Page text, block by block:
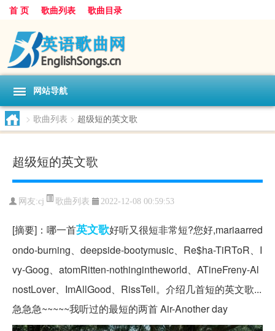
首 页 歌曲列表 歌曲目录
网站导航
> 歌曲列表 > 超级短的英文歌
超级短的英文歌
网友:cj 歌曲列表 2022-12-08 00:59:53
[摘要]：哪一首英文歌好听又很短非常短?您好,mariaarred
ondo-burning、deepside-bootymusic、Re$ha-TiRToR、I
vy-Goog、atomRitten-nothingintheworld、ATineFreny-Al
nostLover、ImAllGood、RissTell。介绍几首短的英文歌...
急急急~~~~~我听过的最短的两首 Air-Another day